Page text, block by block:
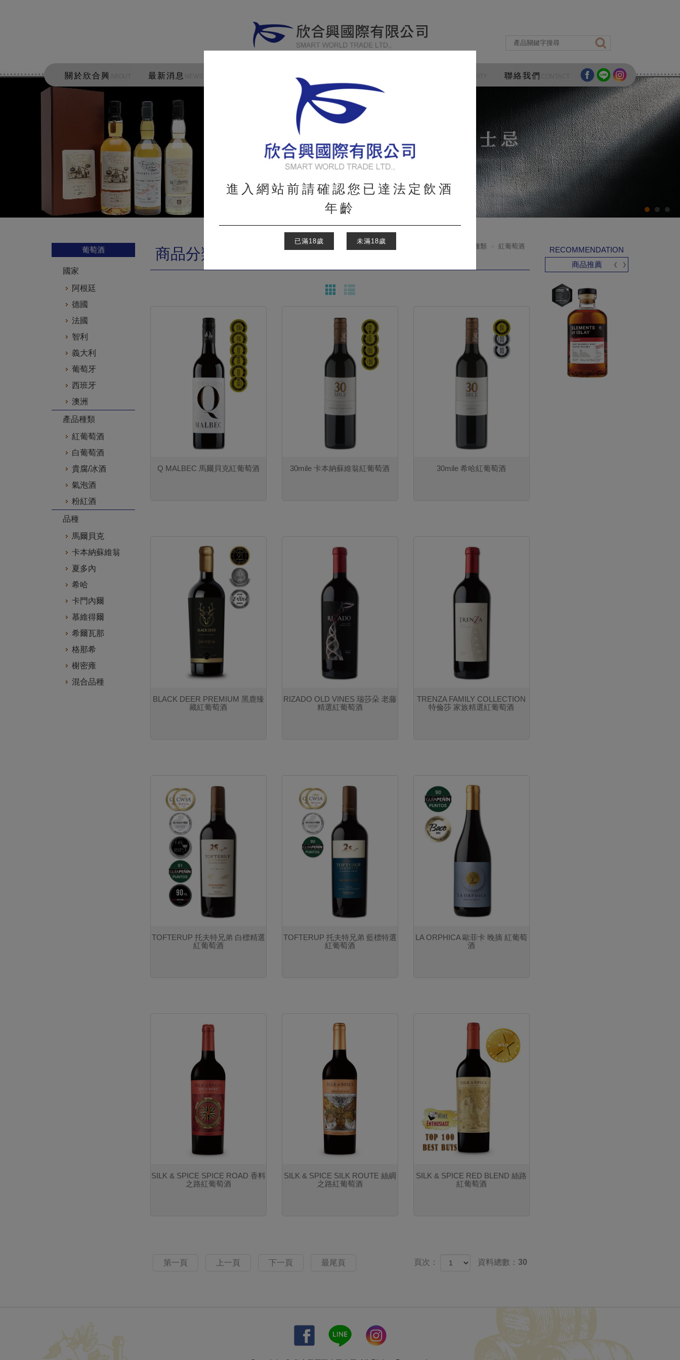
關於欣合興 最新消息 其他烈酒 聯絡我們
葡萄酒
國家
阿根廷
德國
法國
智利
義大利
葡萄牙
西班牙
澳洲
產品種類
紅葡萄酒
白葡萄酒
貴腐/冰酒
氣泡酒
粉紅酒
品種
馬爾貝克
卡本納蘇維翁
夏多內
希哈
卡門內爾
慕維得爾
希爾瓦那
格那希
榭密雍
混合品種
產品種類 紅葡萄酒
商品分類列表
Q MALBEC 馬爾貝克紅葡萄酒 30mile 卡本納蘇維翁紅葡萄酒 30mile 希哈紅葡萄酒
BLACK DEER PREMIUM 黑鹿臻
藏紅葡萄酒
RIZADO OLD VINES 瑞莎朵 老藤
精選紅葡萄酒
TRENZA FAMILY COLLECTION
特倫莎 家族精選紅葡萄酒
TOFTERUP 托夫特兄弟 白標精選
紅葡萄酒
TOFTERUP 托夫特兄弟 藍標特選
紅葡萄酒
LA ORPHICA 歐菲卡 晚摘 紅葡萄
酒
SILK & SPICE SPICE ROAD 香料
之路紅葡萄酒
SILK & SPICE SILK ROUTE 絲綢
之路紅葡萄酒
SILK & SPICE RED BLEND 絲路
紅葡萄酒
第一頁 上一頁 下一頁 最尾頁 頁次： 資料總數：30
RECOMMENDATION
商品推薦
進入網站前請確認您已達法定飲酒
年齡
已滿18歲 未滿18歲